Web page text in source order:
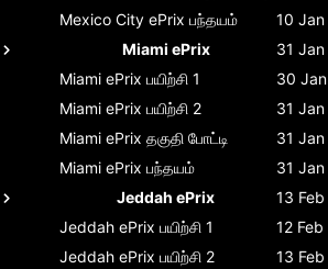
Mexico City ePrix பந்தயம் 10 Jan
Miami ePrix
31 Jan
Miami ePrix பயிற்சி 1 30 Jan
Miami ePrix பயிற்சி 2 31 Jan
Miami ePrix தகுதி போட்டி 31 Jan
Miami ePrix பந்தயம் 31 Jan
Jeddah ePrix
13 Feb
Jeddah ePrix பயிற்சி 1 12 Feb
Jeddah ePrix பயிற்சி 2 13 Feb